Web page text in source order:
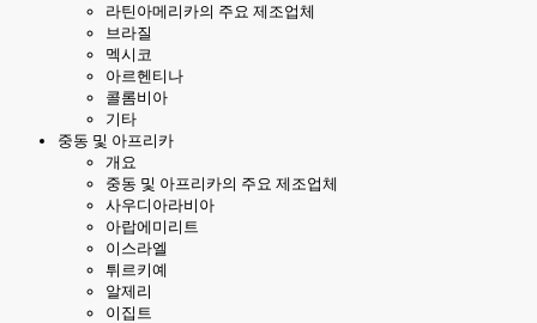
라틴아메리카의 주요 제조업체
브라질
멕시코
아르헨티나
콜롬비아
기타
중동 및 아프리카
개요
중동 및 아프리카의 주요 제조업체
사우디아라비아
아랍에미리트
이스라엘
튀르키예
알제리
이집트